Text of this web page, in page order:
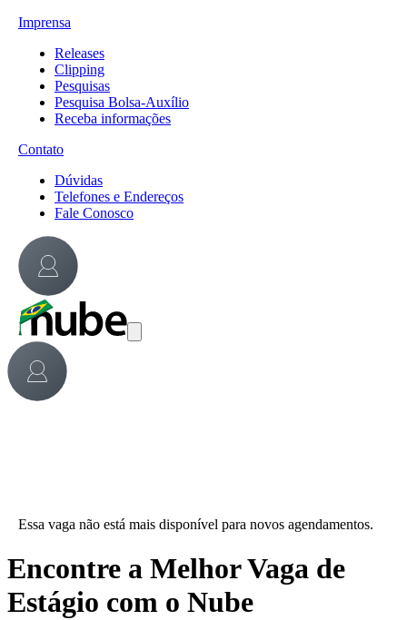
Imprensa
Releases
Clipping
Pesquisas
Pesquisa Bolsa-Auxílio
Receba informações
Contato
Dúvidas
Telefones e Endereços
Fale Conosco
Essa vaga não está mais disponível para novos agendamentos.
Encontre a Melhor Vaga de
Estágio com o Nube